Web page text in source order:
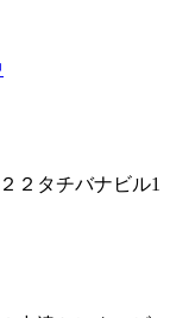
２タチバナビル1